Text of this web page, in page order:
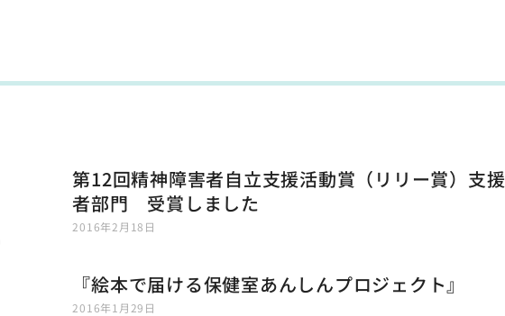
第12回精神障害者自立支援活動賞（リリー賞）支援
者部門 受賞しました
2016年2月18日
『絵本で届ける保健室あんしんプロジェクト』
2016年1月29日